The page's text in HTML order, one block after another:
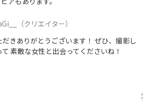
（クリエイター）
きありがとうございます！ ぜひ、撮影し
素敵な女性と出会ってくださいね！